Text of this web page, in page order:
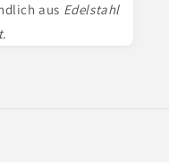
aus Edelstahl
.